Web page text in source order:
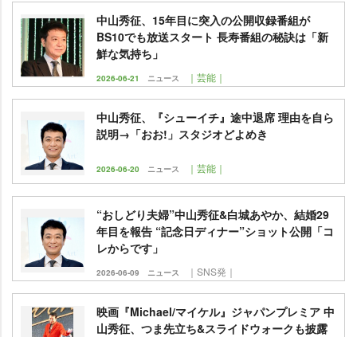
中山秀征、15年目に突入の公開収録番組が
BS10でも放送スタート 長寿番組の秘訣は「新
鮮な気持ち」
2026-06-21 ニュース ｜芸能｜
中山秀征、『シューイチ』途中退席 理由を自ら
説明→「おお!」スタジオどよめき
2026-06-20 ニュース ｜芸能｜
“おしどり夫婦”中山秀征&白城あやか、結婚29
年目を報告 “記念日ディナー”ショット公開「コ
レからです」
2026-06-09 ニュース ｜SNS発｜
映画『Michael/マイケル』ジャパンプレミア 中
山秀征、つま先立ち&スライドウォークも披露